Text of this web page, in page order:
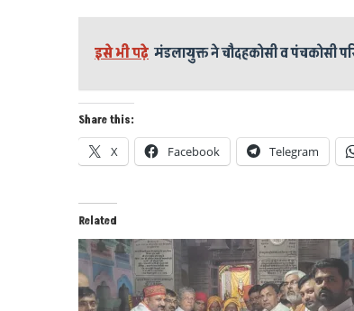
इसे भी पढ़े मंडलायुक्त ने चौदहकोसी व पंचकोसी
Share this:
X Facebook Telegram
Related